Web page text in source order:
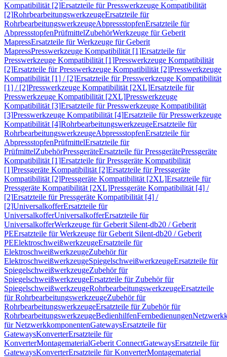
Kompatibilität [2]Ersatzteile für Presswerkzeuge Kompatibilität
[2]RohrbearbeitungswerkzeugeErsatzteile für
RohrbearbeitungswerkzeugeAbpressstopfenErsatzteile für
AbpressstopfenPrüfmittelZubehörWerkzeuge für Geberit
MapressErsatzteile für Werkzeuge für Geberit
MapressPresswerkzeuge Kompatibilität [1]Ersatzteile für
Presswerkzeuge Kompatibilität [1]Presswerkzeuge Kompatibilität
[2]Ersatzteile für Presswerkzeuge Kompatibilität [2]Presswerkzeuge
Kompatibilität [1] / [2]Ersatzteile für Presswerkzeuge Kompatibilität
[1] / [2]Presswerkzeuge Kompatibilität [2XL]Ersatzteile für
Presswerkzeuge Kompatibilität [2XL]Presswerkzeuge
Kompatibilität [3]Ersatzteile für Presswerkzeuge Kompatibilität
[3]Presswerkzeuge Kompatibilität [4]Ersatzteile für Presswerkzeuge
Kompatibilität [4]RohrbearbeitungswerkzeugeErsatzteile für
RohrbearbeitungswerkzeugeAbpressstopfenErsatzteile für
AbpressstopfenPrüfmittelErsatzteile für
PrüfmittelZubehörPressgeräteErsatzteile für PressgerätePressgeräte
Kompatibilität [1]Ersatzteile für Pressgeräte Kompatibilität
[1]Pressgeräte Kompatibilität [2]Ersatzteile für Pressgeräte
Kompatibilität [2]Pressgeräte Kompatibilität [2XL]Ersatzteile für
Pressgeräte Kompatibilität [2XL]Pressgeräte Kompatibilität [4] /
[2]Ersatzteile für Pressgeräte Kompatibilität [4] /
[2]UniversalkofferErsatzteile für
UniversalkofferUniversalkofferErsatzteile für
UniversalkofferWerkzeuge für Geberit Silent-db20 / Geberit
PEErsatzteile für Werkzeuge für Geberit Silent-db20 / Geberit
PEElektroschweißwerkzeugeErsatzteile für
ElektroschweißwerkzeugeZubehör für
ElektroschweißwerkzeugeSpiegelschweißwerkzeugeErsatzteile für
SpiegelschweißwerkzeugeZubehör für
SpiegelschweißwerkzeugeErsatzteile für Zubehör für
SpiegelschweißwerkzeugeRohrbearbeitungswerkzeugeErsatzteile
für RohrbearbeitungswerkzeugeZubehör für
RohrbearbeitungswerkzeugeErsatzteile für Zubehör für
RohrbearbeitungswerkzeugeBedienhilfenFernbedienungen
für NetzwerkkomponentenGatewaysErsatzteile für
GatewaysKonverterErsatzteile für
KonverterMontagematerialGeberit ConnectGatewaysErsatzteile für
GatewaysKonverterErsatzteile für KonverterMontagematerial